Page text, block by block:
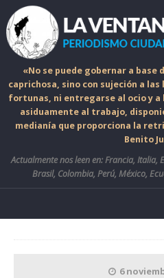
«No se puede gobernar a base
caprichosa, sino con sujeción a
fortunas, ni entregarse al ocio y a
asiduamente al trabajo,
medianía que proporciona la
Benito
Actualmente nos leen en: Francia, Italia,
Brasil, Colombia, Perú, México,
6